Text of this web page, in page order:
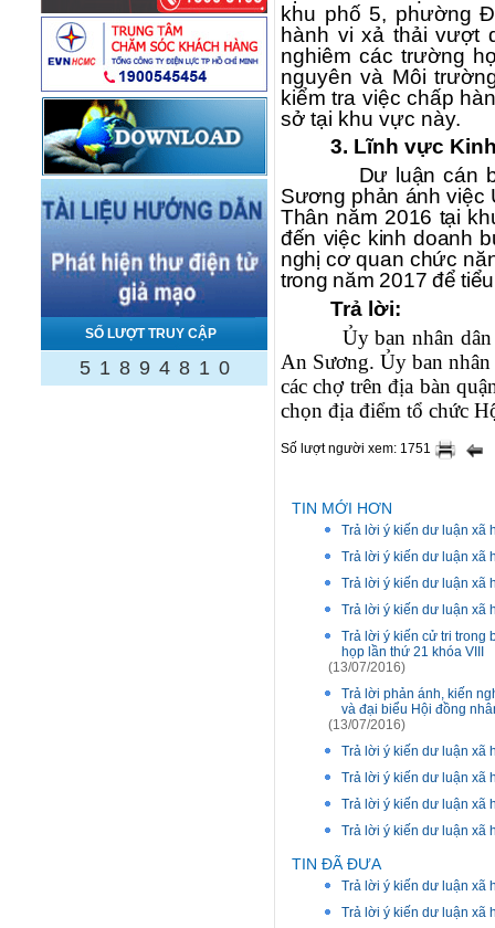
SỐ LƯỢT TRUY CẬP
5 1 8 9 4 8 1 0
khu phố 5, phường
hành vi xả thải vượt
nghiêm các trường
nguyên và Môi
kiểm tra việc chấp
sở tại khu vực này.
3. Lĩnh vực
Dư luận cán
Sương phản ánh việc
Thân năm 2016 tại
đến việc kinh doanh
nghị cơ quan chức
trong năm 2017 để
Trả lời:
Ủy ban nhân
An Sương. Ủy ban
các chợ trên địa bàn
chọn địa điểm tổ chức
Số lượt người xem: 1751
TIN MỚI HƠN
Trả lời ý kiến dư luận xã
Trả lời ý kiến dư luận xã
Trả lời ý kiến dư luận xã
Trả lời ý kiến dư luận xã
Trả lời ý kiến cử tri trong
họp lần thứ 21 khóa VIII
(13/07/2016)
Trả lời phản ánh, kiến
và đại biểu Hội đồng
(13/07/2016)
Trả lời ý kiến dư luận xã
Trả lời ý kiến dư luận xã
Trả lời ý kiến dư luận xã
Trả lời ý kiến dư luận xã
TIN ĐÃ ĐƯA
Trả lời ý kiến dư luận xã
Trả lời ý kiến dư luận xã